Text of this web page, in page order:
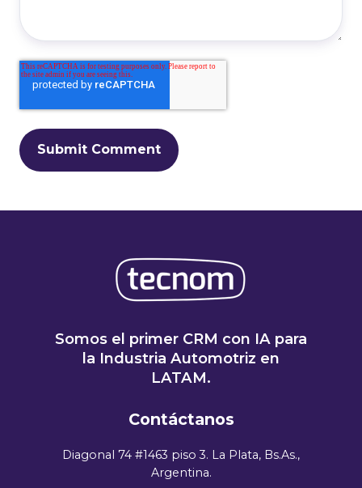
Somos el primer CRM con IA para
la Industria Automotriz en
LATAM.
Contáctanos
Diagonal 74 #1463 piso 3. La Plata, Bs.As.,
Argentina.